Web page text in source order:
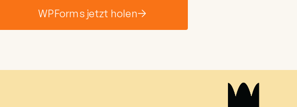
WPForms jetzt holen